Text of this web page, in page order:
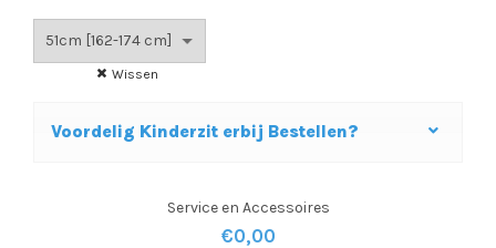
€769,00.€699,00.
Wissen
Voordelig Kinderzit erbij Bestellen?
Service en Accessoires
€0,00